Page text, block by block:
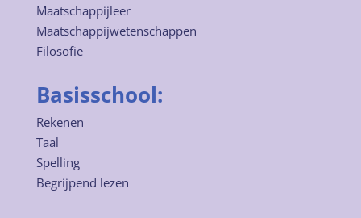
Maatschappijleer
Maatschappijwetenschappen
Filosofie
Basisschool:
Rekenen
Taal
Spelling
Begrijpend lezen